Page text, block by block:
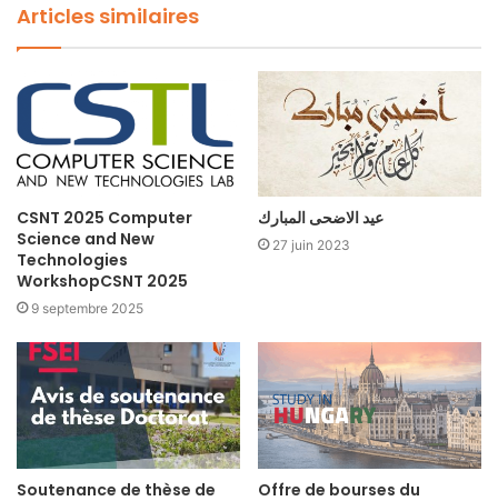
Articles similaires
CSNT 2025 Computer
Science and New
Technologies
WorkshopCSNT 2025
9 septembre 2025
عيد الاضحى المبارك
27 juin 2023
Soutenance de thèse de
Offre de bourses du